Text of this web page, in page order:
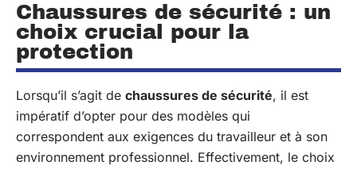
Chaussures de sécurité : un
choix crucial pour la
protection
Lorsqu’il s’agit de chaussures de sécurité, il est
impératif d’opter pour des modèles qui
correspondent aux exigences du travailleur et à son
environnement professionnel. Effectivement, le choix